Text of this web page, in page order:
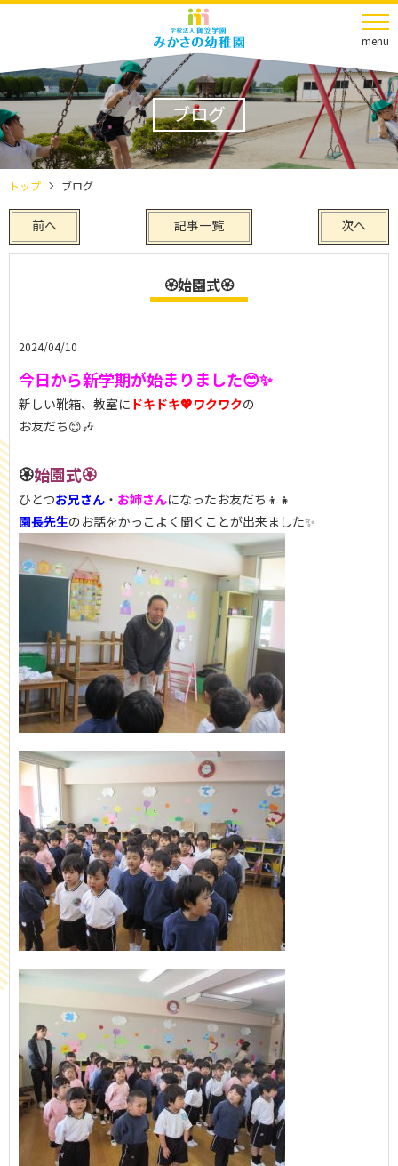
menu
ブログ
トップ ブログ
前へ 次へ
記事一覧
🏵️始園式🏵️
2024/04/10
今日から新学期が始まりました😊✨
新しい靴箱、教室に ドキドキ💖ワクワクの
お友だち😊🎶
🏵️始園式🏵️
ひとつお兄さん ・ お姉さんになったお友だち👦👧
園長先生のお話をかっこよく聞くことが出来ました✨